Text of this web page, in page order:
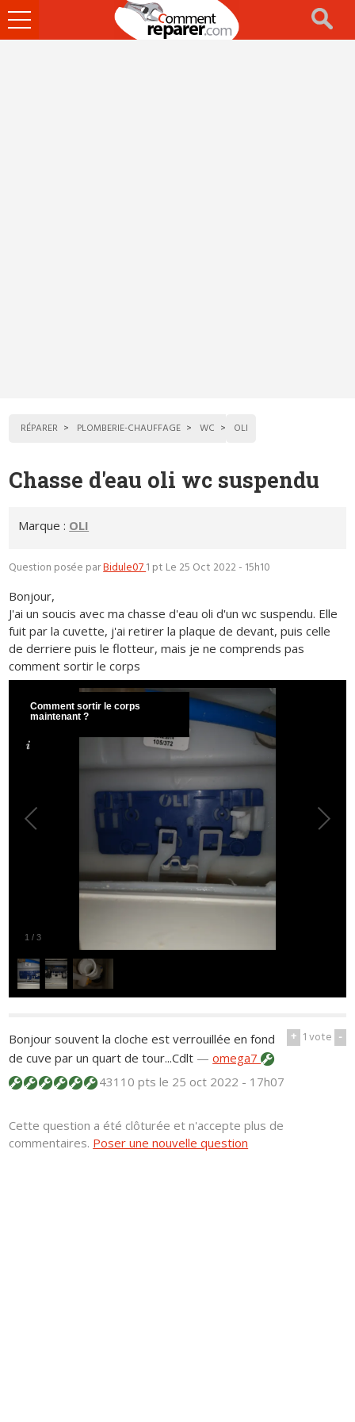
Ouvrir
le
RÉPARER PLOMBERIE-CHAUFFAGE WC OLI
Chasse d'eau oli wc suspendu
Marque : OLI
Question posée parBidule071 pt Le 25 Oct 2022 - 15h10
Bonjour,
J'ai un soucis avec ma chasse d'eau oli d'un wc suspendu. Elle
fuit par la cuvette, j'ai retirer la plaque de devant, puis celle
de derriere puis le flotteur, mais je ne comprends pas
comment sortir le corps
1 /3
Comment sortir le corps
maintenant ?
+ 1vote -
Bonjour souvent la cloche est verrouillée en fond
de cuve par un quart de tour...Cdlt —omega7
43110 ptsle 25 oct 2022 - 17h07
Cette question a été clôturée et n'accepte plus de
commentaires. Poser une nouvelle question